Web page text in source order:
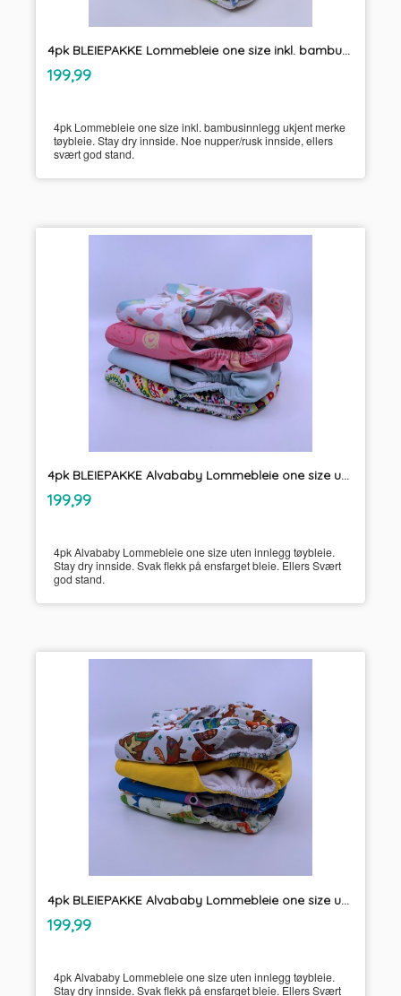
4pk BLEIEPAKKE Lommebleie one size inkl. bambusinnlegg ukjent merke tøybleie
Pris
199,99
4pk Lommebleie one size inkl. bambusinnlegg ukjent merke
tøybleie. Stay dry innside. Noe nupper/rusk innside, ellers
svært god stand.
4pk BLEIEPAKKE Alvababy Lommebleie one size uten innlegg tøybleie
Pris
199,99
4pk Alvababy Lommebleie one size uten innlegg tøybleie.
Stay dry innside. Svak flekk på ensfarget bleie. Ellers Svært
god stand.
4pk BLEIEPAKKE Alvababy Lommebleie one size uten innlegg tøybleie
Pris
199,99
4pk Alvababy Lommebleie one size uten innlegg tøybleie.
Stay dry innside. Svak flekk på ensfarget bleie. Ellers Svært